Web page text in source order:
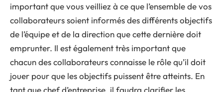
important que vous veilliez à ce que l’ensemble de vos
collaborateurs soient informés des différents objectifs
de l’équipe et de la direction que cette dernière doit
emprunter. Il est également très important que
chacun des collaborateurs connaisse le rôle qu’il doit
jouer pour que les objectifs puissent être atteints. En
tant que chef d’entreprise, il faudra clarifier les